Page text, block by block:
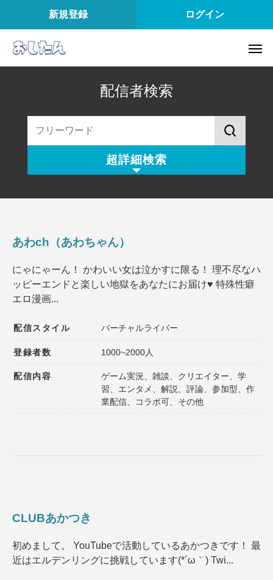
新規登録 ログイン
配信者検索
超詳細検索
配信内容
登録者数 同接数
ファッション
あわch（あわちゃん）
にゃにゃーん！ かわいい女は泣かすに限る！ 理不尽なハ
ッピーエンドと楽しい地獄をあなたにお届け♥ 特殊性癖
エロ漫画...
配信スタイル バーチャルライバー
登録者数 1000~2000人
配信内容
ゲーム実況、雑談、クリエイター、学
習、エンタメ、解説、評論、参加型、作
業配信、コラボ可、その他
CLUBあかつき
初めまして。 YouTubeで活動しているあかつきです！ 最
近はエルデンリングに挑戦しています(*´ω｀) Twi...